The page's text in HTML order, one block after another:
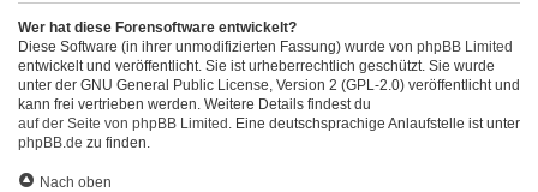
Wer hat diese Forensoftware entwickelt?
Diese Software (in ihrer unmodifizierten Fassung) wurde von phpBB Limited
entwickelt und veröffentlicht. Sie ist urheberrechtlich geschützt. Sie wurde
unter der GNU General Public License, Version 2 (GPL-2.0) veröffentlicht und
kann frei vertrieben werden. Weitere Details findest du
auf der Seite von phpBB Limited . Eine deutschsprachige Anlaufstelle ist unter
phpBB.de zu finden.
Nach oben